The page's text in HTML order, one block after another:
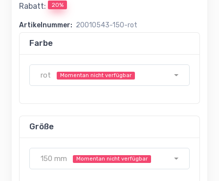
Rabatt: 20%
Artikelnummer: 20010543-150-rot
Farbe
rot Momentan nicht verfügbar
Größe
150 mm Momentan nicht verfügbar